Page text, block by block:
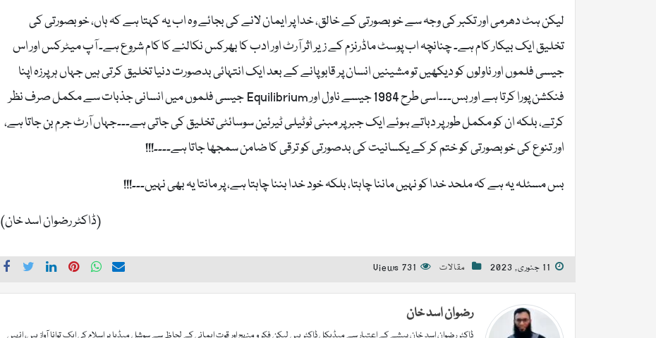
لیکن ہٹ دھرمی اور تکبر کی وجہ سے خوبصورتی کے خالق، خدا پر ایمان لانے کی بجائے وہ اب یہ کہتا ہے کہ ہاں، خوبصورتی کی
تخلیق ایک بیکار کام ہے۔ چنانچہ اب پوسٹ ماڈرنزم کے زیر اثر آرٹ اور ادب کا بھرکس نکالنے کا کام شروع ہے۔ آپ میٹرکس اور اس
جیسی فلموں اور ناولوں کو دیکھیں تو مشینیں انسان پر قابو پانے کے بعد ایک انتہائی بدصورت دنیا تخلیق کرتی ہیں جہاں ہر پرزہ اپنا
فنکشن پورا کرتا ہے اور بس۔۔۔اسی طرح 1984 جیسے ناول اور Equilibrium جیسی فلموں میں انسانی جذبات سے مکمل صرف نظر
کرتے، بلکہ ان کو مکمل طور پر دباتے ہوئے ایک جبر پر مبنی ٹوٹیلی ٹیرئین سوسائٹی تخلیق کی جاتی ہے۔۔۔جہاں آرٹ جرم بن جاتا ہے،
اور تنوع کی خوبصورتی کو ختم کر کے یکسانیت کی بدصورتی کو ترقی کا ضامن سمجھا جاتا ہے۔۔۔۔!!!
بس مسئلہ یہ ہے کہ ملحد خدا کو نہیں ماننا چاہتا، بلکہ خود خدا بننا چاہتا ہے، پر مانتا یہ بھی نہیں۔۔۔!!!
(ڈاکٹر رضوان اسد خان)
11 جنوری, 2023 مقالات 731 Views
رضوان اسد خان